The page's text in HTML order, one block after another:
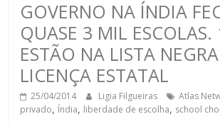
GOVERNO NA ÍNDIA
QUASE 3 MIL ESCOLAS.
ESTÃO NA LISTA
LICENÇA ESTATAL
25/04/2014 Ligia Filgueiras Atlas
privado, Índia, liberdade de escolha, school